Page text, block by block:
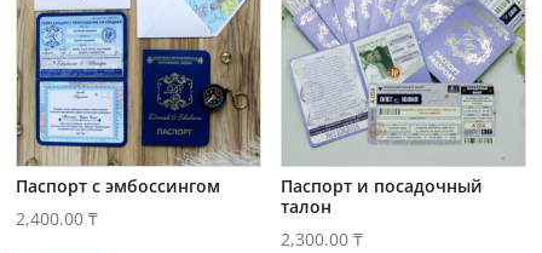
Паспорт с эмбоссингом
2,400.00₸
Паспорт и посадочный
талон
2,300.00₸